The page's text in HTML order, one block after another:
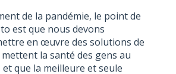
de la pandémie, le point de
est que nous devons
en œuvre des solutions de
la santé des gens au
que la meilleure et seule